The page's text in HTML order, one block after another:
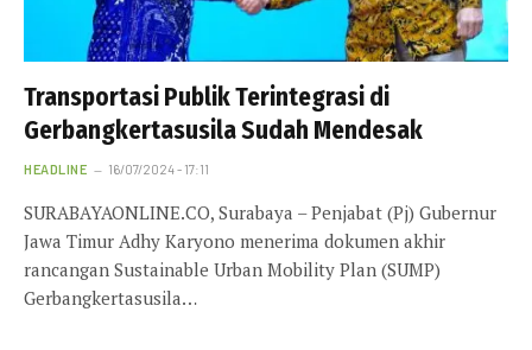
Transportasi Publik Terintegrasi di
Gerbangkertasusila Sudah Mendesak
HEADLINE 16/07/2024 - 17:11
SURABAYAONLINE.CO, Surabaya – Penjabat (Pj) Gubernur
Jawa Timur Adhy Karyono menerima dokumen akhir
rancangan Sustainable Urban Mobility Plan (SUMP)
Gerbangkertasusila…